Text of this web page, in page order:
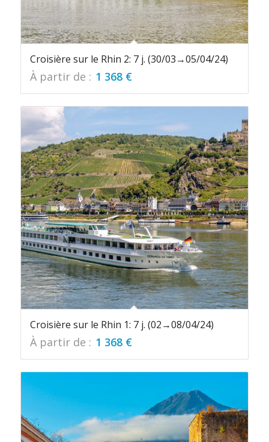
Croisière sur le Rhin 2: 7 j. (30/03→05/04/24)
À partir de : 1 368 €
Croisière sur le Rhin 1: 7 j. (02→08/04/24)
À partir de : 1 368 €